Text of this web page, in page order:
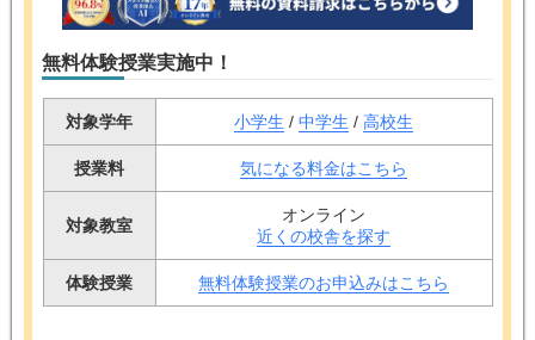
無料体験授業実施中！
対象学年 小学生 / 中学生 / 高校生
授業料 気になる料金はこちら
対象教室
オンライン
近くの校舎を探す
体験授業 無料体験授業のお申込みはこちら